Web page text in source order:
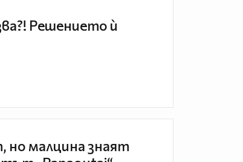
Решението ѝ
но малцина знаят